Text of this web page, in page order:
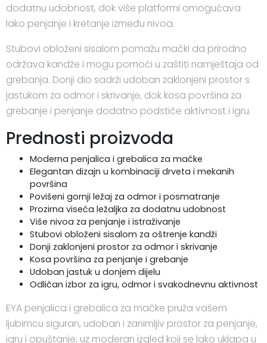
dodatnu udobnost, dok više platformi omogućava
lako penjanje i kretanje između nivoa.
Stubovi obloženi sisalom pomažu mački da prirodno
održava kandže i mogu pomoći u zaštiti namještaja od
grebanja. Donji dio sadrži udoban zaklonjeni prostor s
jastukom za odmor i skrivanje, dok kosa površina za
grebanje i penjanje dodatno podstiče aktivnost i igru.
Prednosti proizvoda
Moderna penjalica i grebalica za mačke
Elegantan dizajn u kombinaciji drveta i mekanih
površina
Povišeni gornji ležaj za odmor i posmatranje
Prozirna viseća ležaljka za dodatnu udobnost
Više nivoa za penjanje i istraživanje
Stubovi obloženi sisalom za oštrenje kandži
Donji zaklonjeni prostor za odmor i skrivanje
Kosa površina za penjanje i grebanje
Udoban jastuk u donjem dijelu
Odličan izbor za igru, odmor i svakodnevnu aktivnost
EYA penjalica i grebalica za mačke pruža vašem
ljubimcu siguran, udoban i zanimljiv prostor za penjanje,
igru i opuštanje, uz moderan izgled koji se lako uklapa u